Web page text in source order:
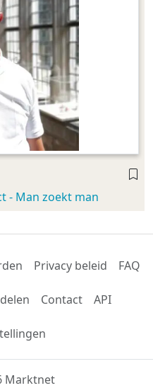
- Man zoekt man
Privacy beleid FAQ
Contact API
Marktnet